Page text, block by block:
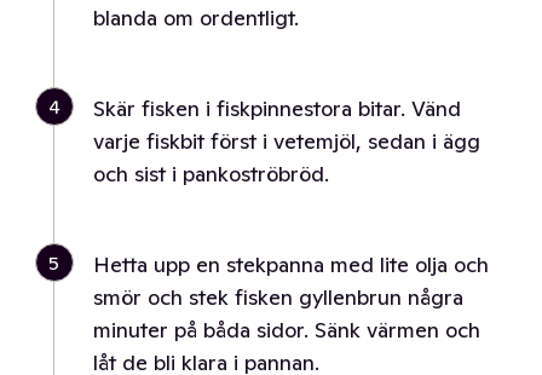
blanda om ordentligt.
4
Skär fisken i fiskpinnestora bitar. Vänd
varje fiskbit först i vetemjöl, sedan i ägg
och sist i pankoströbröd.
5
Hetta upp en stekpanna med lite olja och
smör och stek fisken gyllenbrun några
minuter på båda sidor. Sänk värmen och
låt de bli klara i pannan.